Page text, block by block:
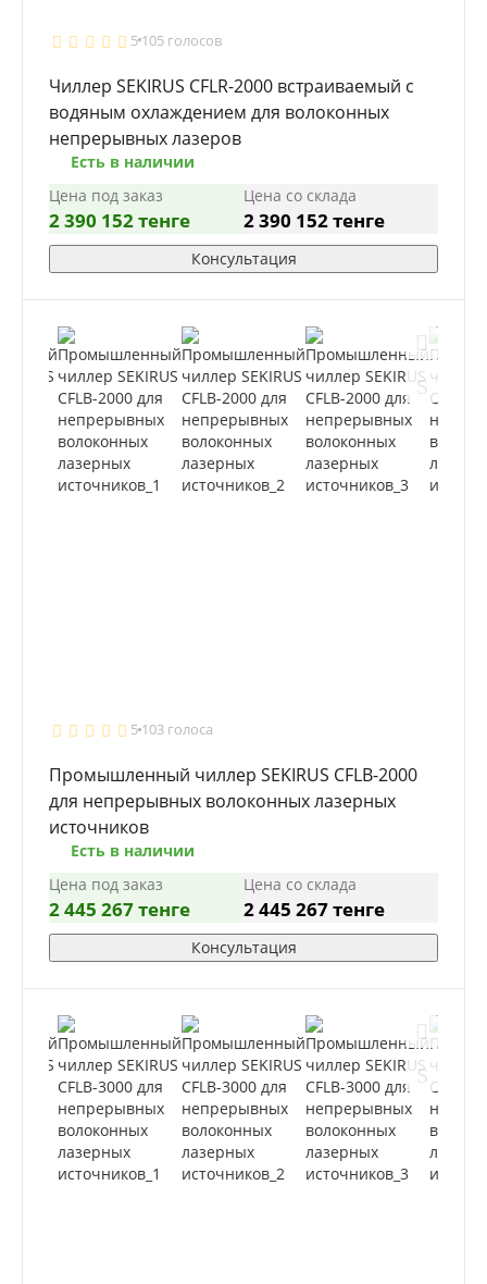
5 105 голосов
Чиллер SEKIRUS CFLR-2000 встраиваемый с
водяным охлаждением для волоконных
непрерывных лазеров
Есть в наличии
Цена под заказ
2 390 152 тенге
Цена со склада
2 390 152 тенге
Консультация
5 103 голоса
Промышленный чиллер SEKIRUS CFLB-2000
для непрерывных волоконных лазерных
источников
Есть в наличии
Цена под заказ
2 445 267 тенге
Цена со склада
2 445 267 тенге
Консультация